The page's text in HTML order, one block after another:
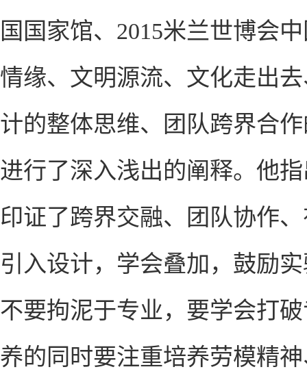
国国家馆、2015米兰世博会
情缘、文明源流、文化走出
计的整体思维、团队跨界合
进行了深入浅出的阐释。他
印证了跨界交融、团队协作
引入设计，学会叠加，鼓励
不要拘泥于专业，要学会打
养的同时要注重培养劳模精